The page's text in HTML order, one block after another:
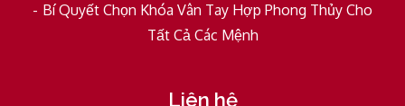
Bí Quyết Chọn Khóa Vân Tay Hợp Phong Thủy Cho
Tất Cả Các Mệnh
Liên hệ